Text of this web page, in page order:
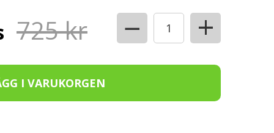
725 kr − +